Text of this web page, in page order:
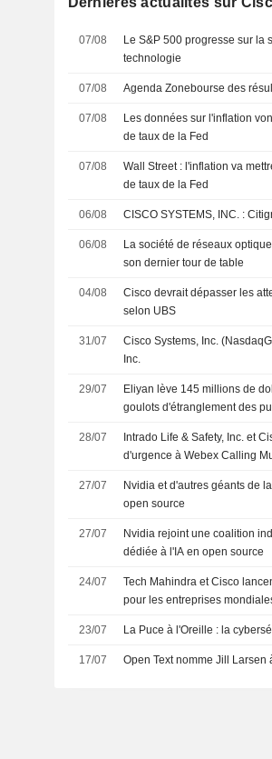
07/08
Le S&P 500 progresse sur la
technologie
07/08 Agenda Zonebourse des
07/08
Les données sur l'inflation
de taux de la Fed
07/08
Wall Street : l'inflation va
de taux de la Fed
06/08 CISCO
06/08
La société de réseaux
son dernier tour de table
04/08
Cisco devrait dépasser les
selon UBS
31/07
Cisco Systems, Inc.
Inc.
29/07
Eliyan lève 145 millions de
goulots d'étranglement des
28/07
Intrado Life & Safety, Inc. et
d'urgence à Webex Calling
27/07
Nvidia et d'autres géants de
open source
27/07
Nvidia rejoint une coalition
dédiée à l'IA en open source
24/07
Tech Mahindra et Cisco
pour les entreprises
23/07 La Puce à l'Oreille : la
17/07 Open Text nomme Jill